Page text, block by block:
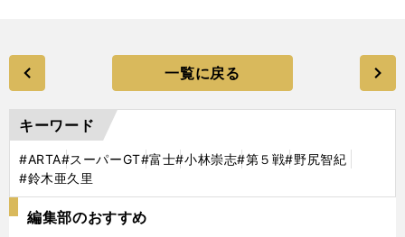
一覧に戻る
キーワード
#ARTA#スーパーGT#富士#小林崇志#第５戦#野尻智紀
#鈴木亜久里
編集部のおすすめ